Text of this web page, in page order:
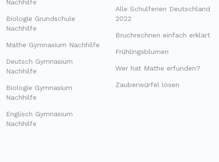
Nachhilfe
Biologie Grundschule
Nachhilfe
Mathe Gymnasium Nachhilfe
Deutsch Gymnasium
Nachhilfe
Biologie Gymnasium
Nachhilfe
Englisch Gymnasium
Nachhilfe
Alle Schulferien Deutschland
2022
Bruchrechnen einfach erklärt
Frühlingsblumen
Wer hat Mathe erfunden?
Zauberwürfel lösen